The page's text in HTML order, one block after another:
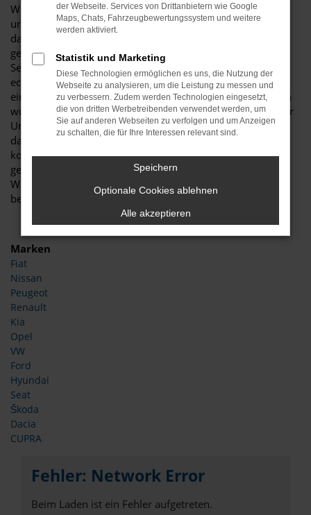
Wer sich für ein neues Fahrzeug interessiert, führt nahezu
unweigerlich umfassende Recherchen durch. Haben Sie
dabei auch schon an eine Seat Arona Tageszulassung
gedacht? Wir fragen deshalb, weil es für Ihr „Unterwegs-
Sein“ in Essen kaum eine günstigere Möglichkeit für einen
echten Neuwagen gibt. Die Seat Arona Tageszulassung ist
ein Fahrzeug, das noch keinen einzigen Kilometer gefahren
wurde und entsprechend frisch aus dem Werk stammt. Der
Unterschied zu einem bestellten Neuwagen besteht darin,
dass die Seat Arona Tageszulassung bereits komplett
konfiguriert ist und nur darauf wartet, von Ihnen in Essen
gefahren zu werden. Und das ohne Umschweife,
Wartezeiten oder Verzögerungen, denn das Modell steht
bereits bei uns bereit.
Marken
Fiat
Nissan
Peugeot
Renault
Kia
Opel
VW
Ford
Hyundai
Seat
Škoda
Dacia
CUPRA
Fehler: Network Error
Beim Laden ist ein Fehler aufgetreten.
der Webseite. Services von Drittanbietern wie Google
Maps, Chats, Fahrzeugbewertungssystem und weitere
werden aktiviert.
Statistik und Marketing
Diese Technologien ermöglichen es uns, die Nutzung der
Webseite zu analysieren, um die Leistung zu messen und
zu verbessern. Zudem werden Technologien eingesetzt,
die von dritten Werbetreibenden verwendet werden, um
Sie auf anderen Webseiten zu verfolgen und um Anzeigen
zu schalten, die für Ihre Interessen relevant sind.
Speichern
Optionale Cookies ablehnen
Alle akzeptieren